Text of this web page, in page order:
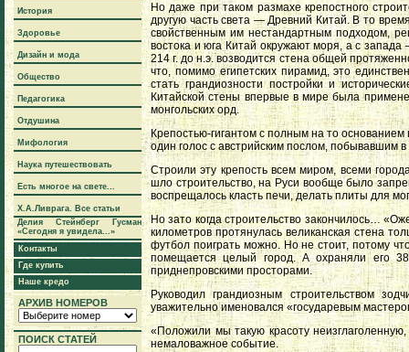
История
Здоровье
Дизайн и мода
Общество
Педагогика
Отдушина
Мифология
Наука путешествовать
Есть многое на свете...
Х.А.Ливрага. Все статьи
Делия Стейнберг Гусман
«Сегодня я увидела...»
Контакты
Где купить
Наше кредо
АРХИВ НОМЕРОВ
ПОИСК СТАТЕЙ
Но даже при таком размахе крепостного
другую часть света — Древний Китай. В то
свойственным им нестандартным подходом,
востока и юга Китай окружают моря, а с
214 г. до н.э. возводится стена общей
что, помимо египетских пирамид, это
стать грандиозности постройки и
Китайской стены впервые в мире была
монгольских орд.
Крепостью-гигантом с полным на то
один голос с австрийским послом, побывавшим
Строили эту крепость всем миром, всеми
шло строительство, на Руси вообще было
воспрещалось класть печи, делать плиты для
Но зато когда строительство закончилось…
километров протянулась великанская стена
футбол поиграть можно. Но не стоит, потому
помещается целый город. А охраняли его
приднепровскими просторами.
Руководил грандиозным строительством
уважительно именовался «государевым
«Положили мы такую красоту
немаловажное событие.